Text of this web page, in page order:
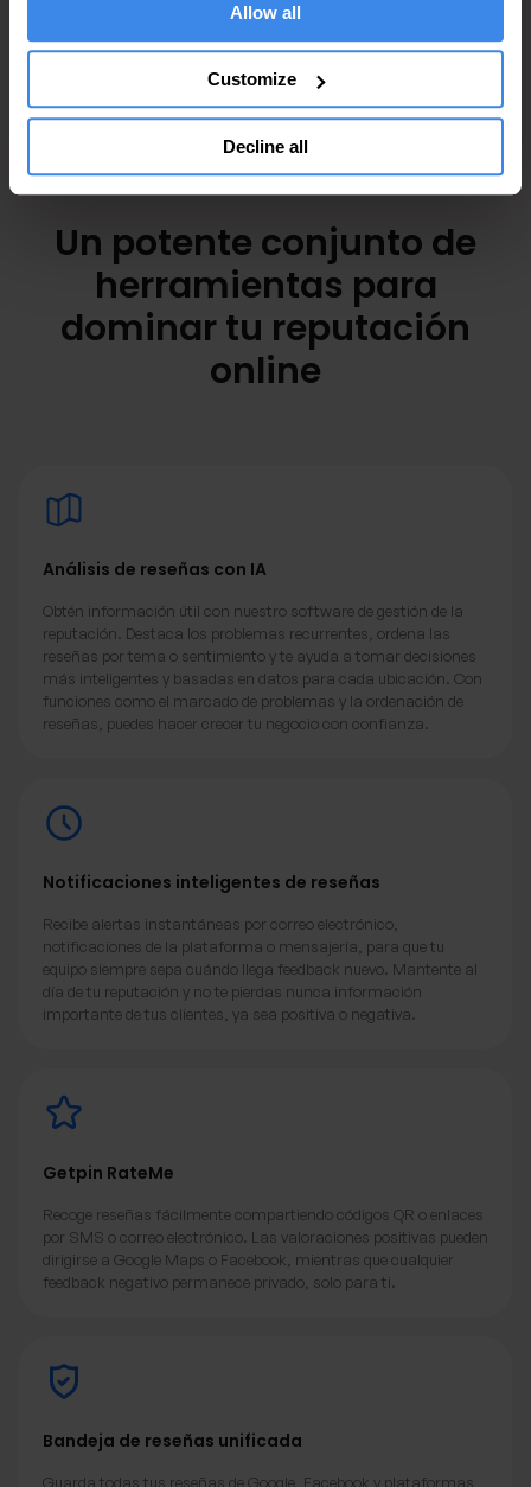
Allow all
Customize
Decline all
Un potente conjunto de
herramientas para
dominar tu reputación
online
Análisis de reseñas con IA
Obtén información útil con nuestro software de gestión de la
reputación. Destaca los problemas recurrentes, ordena las
reseñas por tema o sentimiento y te ayuda a tomar decisiones
más inteligentes y basadas en datos para cada ubicación. Con
funciones como el marcado de problemas y la ordenación de
reseñas, puedes hacer crecer tu negocio con confianza.
Notificaciones inteligentes de reseñas
Recibe alertas instantáneas por correo electrónico,
notificaciones de la plataforma o mensajería, para que tu
equipo siempre sepa cuándo llega feedback nuevo. Mantente al
día de tu reputación y no te pierdas nunca información
importante de tus clientes, ya sea positiva o negativa.
Getpin RateMe
Recoge reseñas fácilmente compartiendo códigos QR o enlaces
por SMS o correo electrónico. Las valoraciones positivas pueden
dirigirse a Google Maps o Facebook, mientras que cualquier
feedback negativo permanece privado, solo para ti.
Bandeja de reseñas unificada
Guarda todas tus reseñas de Google, Facebook y plataformas